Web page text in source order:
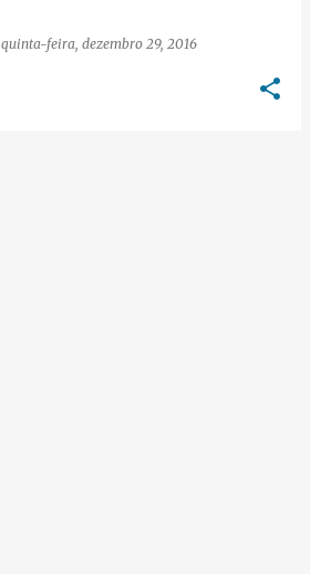
quinta-feira, dezembro 29, 2016